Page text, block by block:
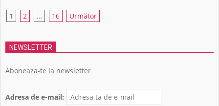
Navigare
articole
1 2 … 16 Următor
NEWSLETTER
Aboneaza-te la newsletter
Adresa de e-mail: